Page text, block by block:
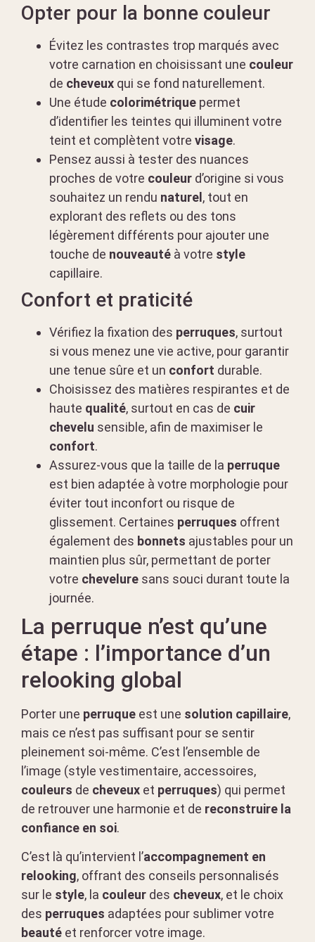
Opter pour la bonne couleur
Évitez les contrastes trop marqués avec
votre carnation en choisissant une couleur
de cheveux qui se fond naturellement.
Une étude colorimétrique permet
d’identifier les teintes qui illuminent votre
teint et complètent votre visage.
Pensez aussi à tester des nuances
proches de votre couleur d’origine si vous
souhaitez un rendu naturel, tout en
explorant des reflets ou des tons
légèrement différents pour ajouter une
touche de nouveauté à votre style
capillaire.
Confort et praticité
Vérifiez la fixation des perruques, surtout
si vous menez une vie active, pour garantir
une tenue sûre et un confort durable.
Choisissez des matières respirantes et de
haute qualité, surtout en cas de cuir
chevelu sensible, afin de maximiser le
confort.
Assurez-vous que la taille de la perruque
est bien adaptée à votre morphologie pour
éviter tout inconfort ou risque de
glissement. Certaines perruques offrent
également des bonnets ajustables pour un
maintien plus sûr, permettant de porter
votre chevelure sans souci durant toute la
journée.
La perruque n’est qu’une
étape : l’importance d’un
relooking global
Porter une perruque est une solution capillaire,
mais ce n’est pas suffisant pour se sentir
pleinement soi-même. C’est l’ensemble de
l’image (style vestimentaire, accessoires,
couleurs de cheveux et perruques) qui permet
de retrouver une harmonie et de reconstruire la
confiance en soi.
C’est là qu’intervient l’accompagnement en
relooking, offrant des conseils personnalisés
sur le style, la couleur des cheveux, et le choix
des perruques adaptées pour sublimer votre
beauté et renforcer votre image.